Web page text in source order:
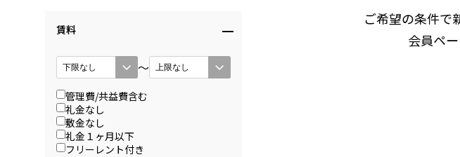
新着募集情報
賃料
〜
管理費/共益費含む
礼金なし
敷金なし
礼金１ヶ月以下
フリーレント付き
ご希望の条件で
会員ペ